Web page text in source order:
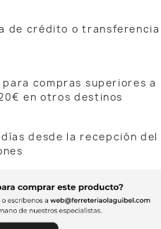
de crédito o transferencia
compras superiores a
en otros destinos
desde la recepción del